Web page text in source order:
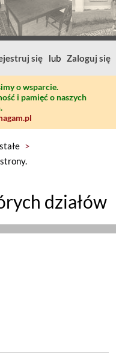
się lub Zaloguj się
o wsparcie.
i pamięć o naszych
>
działów